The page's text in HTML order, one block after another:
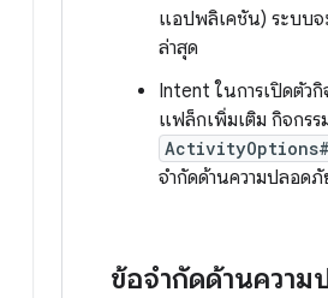
แอปพลิเคชัน) ระบบจ
ล่าสุด
Intent ในการเปิดตัว
แฟล็กเพิ่มเติม กิจกรร
จำกัดด้านความปลอด
ข้อจำกัดด้านควา